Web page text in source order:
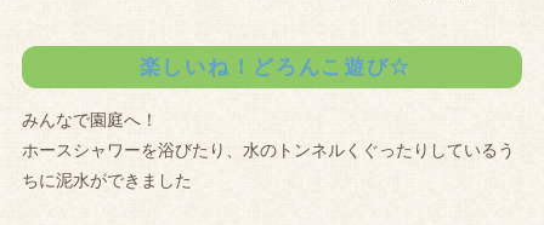
楽しいね！どろんこ遊び☆
みんなで園庭へ！
ホースシャワーを浴びたり、水のトンネルくぐったりしているう
ちに泥水ができました